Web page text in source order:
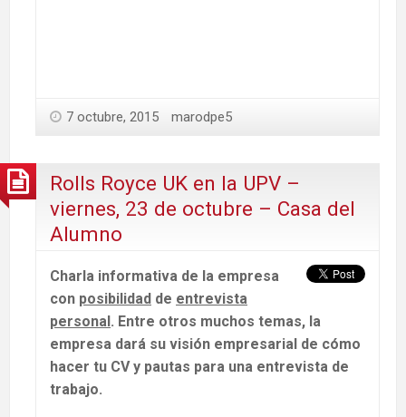
7 octubre, 2015 marodpe5
Rolls Royce UK en la UPV –
viernes, 23 de octubre – Casa del
Alumno
Charla informativa de la empresa
con posibilidad de entrevista
personal . Entre otros muchos temas, la
empresa dará su visión empresarial de cómo
hacer tu CV y pautas para una entrevista de
trabajo.